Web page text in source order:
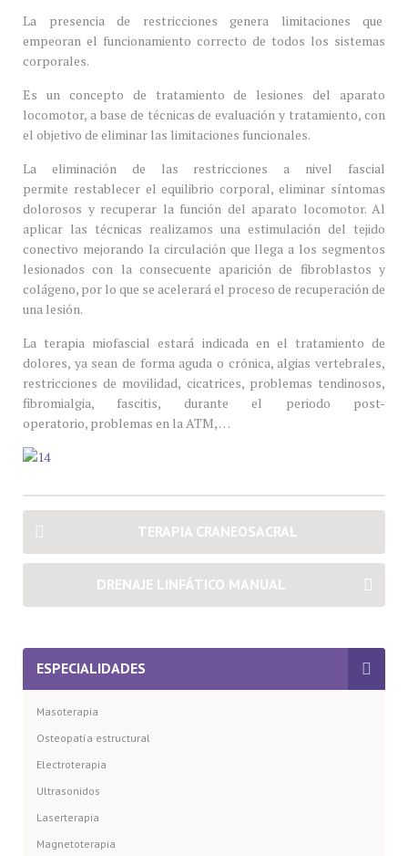
La presencia de restricciones genera limitaciones que
empeoran el funcionamiento correcto de todos los sistemas
corporales.
Es un concepto de tratamiento de lesiones del aparato
locomotor, a base de técnicas de evaluación y tratamiento, con
el objetivo de eliminar las limitaciones funcionales.
La eliminación de las restricciones a nivel fascial
permite restablecer el equilibrio corporal, eliminar síntomas
dolorosos y recuperar la función del aparato locomotor. Al
aplicar las técnicas realizamos una estimulación del tejido
conectivo mejorando la circulación que llega a los segmentos
lesionados con la consecuente aparición de fibroblastos y
colágeno, por lo que se acelerará el proceso de recuperación de
una lesión.
La terapia miofascial estará indicada en el tratamiento de
dolores, ya sean de forma aguda o crónica, algias vertebrales,
restricciones de movilidad, cicatrices, problemas tendinosos,
fibromialgia, fascitis, durante el periodo post-
operatorio, problemas en la ATM, …
TERAPIA CRANEOSACRAL
DRENAJE LINFÁTICO MANUAL
ESPECIALIDADES
Masoterapia
Osteopatía estructural
Electroterapia
Ultrasonidos
Laserterapia
Magnetoterapia